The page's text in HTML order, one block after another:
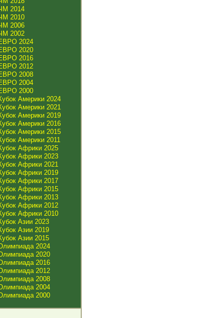
2014
2010
2006
2002
2024
2020
2016
2012
2008
2004
2000
Америки 2024
Америки 2021
Америки 2019
Америки 2016
Америки 2015
Америки 2011
Африки 2025
Африки 2023
Африки 2021
Африки 2019
Африки 2017
Африки 2015
Африки 2013
Африки 2012
Африки 2010
Азии 2023
Азии 2019
Азии 2015
2024
2020
2016
2012
2008
2004
2000